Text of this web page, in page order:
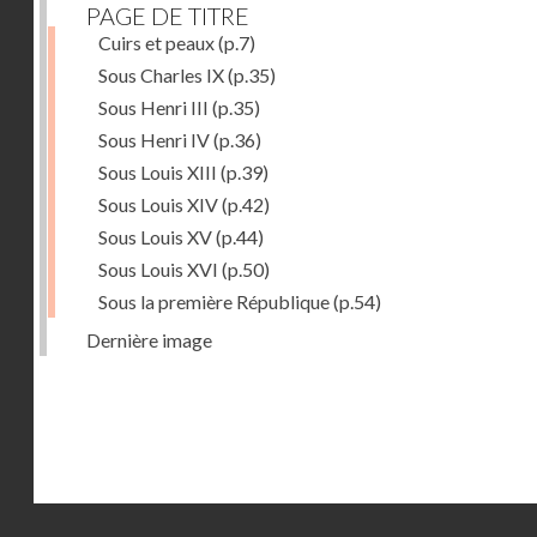
PAGE DE TITRE
Cuirs et peaux(p.7)
Sous Charles IX(p.35)
Sous Henri III (p.35)
Sous Henri IV(p.36)
Sous Louis XIII (p.39)
Sous Louis XIV(p.42)
Sous Louis XV(p.44)
Sous Louis XVI (p.50)
Sous la première République(p.54)
Dernière image